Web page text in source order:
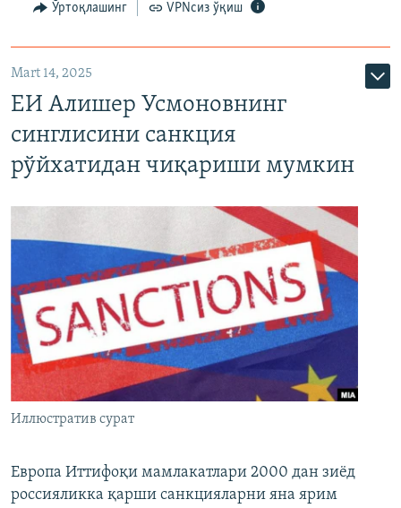
Ўртоқлашинг VPNсиз ўқиш
Mart 14, 2025
ЕИ Алишер Усмоновнинг
синглисини санкция
рўйхатидан чиқариши мумкин
Иллюстратив сурат
Европа Иттифоқи мамлакатлари 2000 дан зиёд
россияликка қарши санкцияларни яна ярим